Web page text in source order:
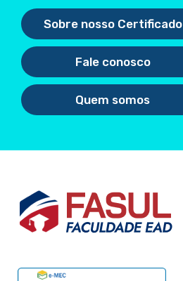
Sobre nosso Certificado
Fale conosco
Quem somos